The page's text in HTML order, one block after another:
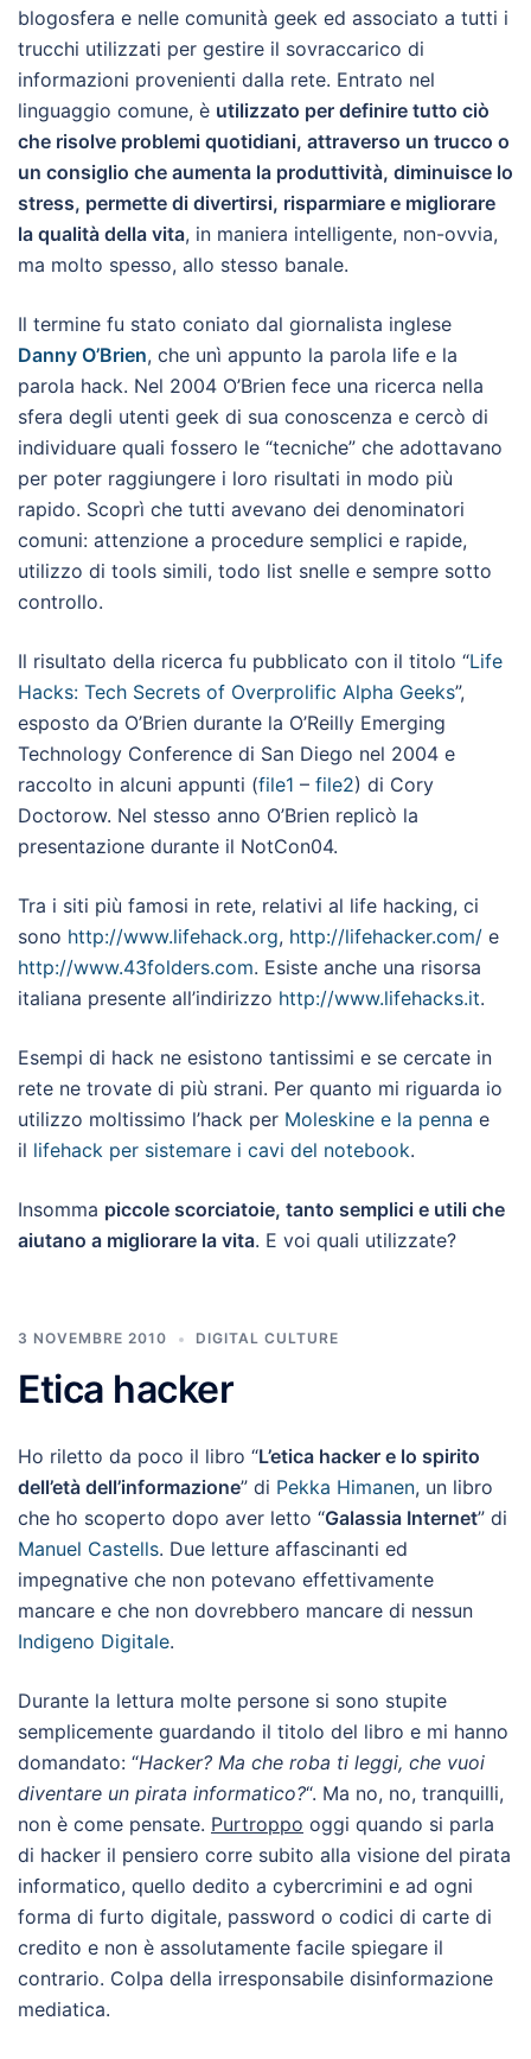
blogosfera e nelle comunità geek ed associato a tutti i
trucchi utilizzati per gestire il sovraccarico di
informazioni provenienti dalla rete. Entrato nel
linguaggio comune, è utilizzato per definire tutto ciò
che risolve problemi quotidiani, attraverso un trucco o
un consiglio che aumenta la produttività, diminuisce lo
stress, permette di divertirsi, risparmiare e migliorare
la qualità della vita, in maniera intelligente, non-ovvia,
ma molto spesso, allo stesso banale.
Il termine fu stato coniato dal giornalista inglese
Danny O’Brien, che unì appunto la parola life e la
parola hack. Nel 2004 O’Brien fece una ricerca nella
sfera degli utenti geek di sua conoscenza e cercò di
individuare quali fossero le “tecniche” che adottavano
per poter raggiungere i loro risultati in modo più
rapido. Scoprì che tutti avevano dei denominatori
comuni: attenzione a procedure semplici e rapide,
utilizzo di tools simili, todo list snelle e sempre sotto
controllo.
Il risultato della ricerca fu pubblicato con il titolo “Life
Hacks: Tech Secrets of Overprolific Alpha Geeks”,
esposto da O’Brien durante la O’Reilly Emerging
Technology Conference di San Diego nel 2004 e
raccolto in alcuni appunti (file1 – file2) di Cory
Doctorow. Nel stesso anno O’Brien replicò la
presentazione durante il NotCon04.
Tra i siti più famosi in rete, relativi al life hacking, ci
sono http://www.lifehack.org, http://lifehacker.com/ e
http://www.43folders.com. Esiste anche una risorsa
italiana presente all’indirizzo http://www.lifehacks.it.
Esempi di hack ne esistono tantissimi e se cercate in
rete ne trovate di più strani. Per quanto mi riguarda io
utilizzo moltissimo l’hack per Moleskine e la penna e
il lifehack per sistemare i cavi del notebook.
Insomma piccole scorciatoie, tanto semplici e utili che
aiutano a migliorare la vita. E voi quali utilizzate?
3 NOVEMBRE 2010 DIGITAL CULTURE
Etica hacker
Ho riletto da poco il libro “L’etica hacker e lo spirito
dell’età dell’informazione” di Pekka Himanen, un libro
che ho scoperto dopo aver letto “Galassia Internet” di
Manuel Castells. Due letture affascinanti ed
impegnative che non potevano effettivamente
mancare e che non dovrebbero mancare di nessun
Indigeno Digitale.
Durante la lettura molte persone si sono stupite
semplicemente guardando il titolo del libro e mi hanno
domandato: “Hacker? Ma che roba ti leggi, che vuoi
diventare un pirata informatico?“. Ma no, no, tranquilli,
non è come pensate. Purtroppo oggi quando si parla
di hacker il pensiero corre subito alla visione del pirata
informatico, quello dedito a cybercrimini e ad ogni
forma di furto digitale, password o codici di carte di
credito e non è assolutamente facile spiegare il
contrario. Colpa della irresponsabile disinformazione
mediatica.